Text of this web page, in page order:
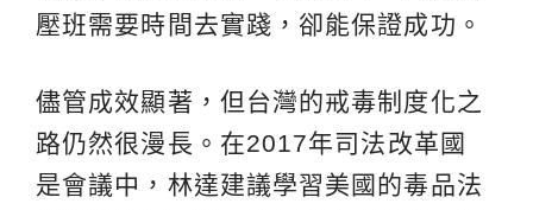
壓班需要時間去實踐，卻能保證成功。
儘管成效顯著，但台灣的戒毒制度化之
路仍然很漫長。在2017年司法改革國
是會議中，林達建議學習美國的毒品法